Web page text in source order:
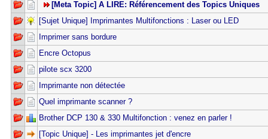
[Meta Topic] A LIRE: Référencement des Topics Uniques
[Sujet Unique] Imprimantes Multifonctions : Laser ou LED
Imprimer sans bordure
Encre Octopus
pilote scx 3200
Imprimante non détectée
Quel imprimante scanner ?
Brother DCP 130 & 330 Multifonction : venez en parler !
[Topic Unique] - Les imprimantes jet d'encre